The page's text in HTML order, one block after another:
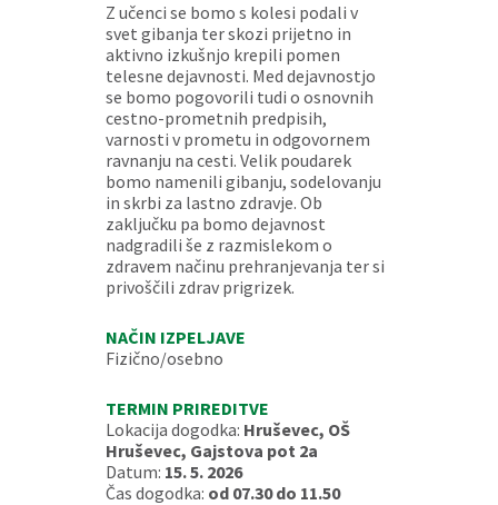
Z učenci se bomo s kolesi podali v
svet gibanja ter skozi prijetno in
aktivno izkušnjo krepili pomen
telesne dejavnosti. Med dejavnostjo
se bomo pogovorili tudi o osnovnih
cestno-prometnih predpisih,
varnosti v prometu in odgovornem
ravnanju na cesti. Velik poudarek
bomo namenili gibanju, sodelovanju
in skrbi za lastno zdravje. Ob
zaključku pa bomo dejavnost
nadgradili še z razmislekom o
zdravem načinu prehranjevanja ter si
privoščili zdrav prigrizek.
NAČIN IZPELJAVE
Fizično/osebno
TERMIN PRIREDITVE
Lokacija dogodka: Hruševec, OŠ
Hruševec, Gajstova pot 2a
Datum: 15. 5. 2026
Čas dogodka: od 07.30 do 11.50